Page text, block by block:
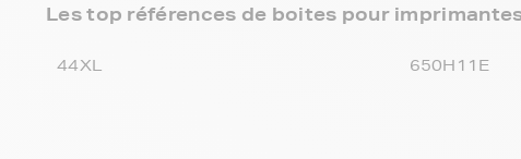
Les top références de boites pour
44XL 650H11E